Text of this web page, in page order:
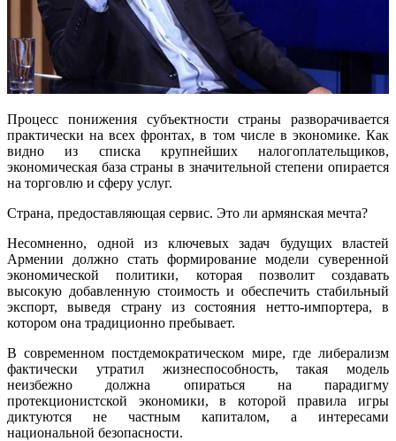
Процесс понижения субъектности страны разворачивается
практически на всех фронтах, в том числе в экономике. Как
видно из списка крупнейших налогоплательщиков,
экономическая база страны в значительной степени опирается
на торговлю и сферу услуг.
Страна, предоставляющая сервис. Это ли армянская мечта?
Несомненно, одной из ключевых задач будущих властей
Армении должно стать формирование модели суверенной
экономической политики, которая позволит создавать
высокую добавленную стоимость и обеспечить стабильный
экспорт, выведя страну из состояния нетто-импортера, в
котором она традиционно пребывает.
В современном постдемократическом мире, где либерализм
фактически утратил жизнеспособность, такая модель
неизбежно должна опираться на парадигму
протекционистской экономики, в которой правила игры
диктуются не частным капиталом, а интересами
национальной безопасности.